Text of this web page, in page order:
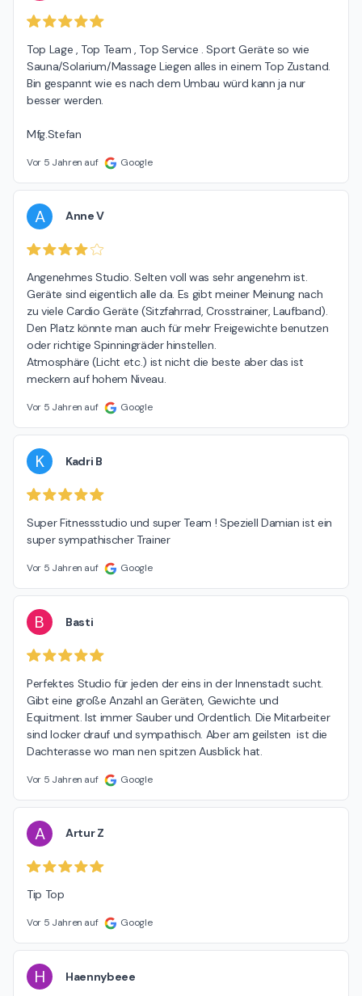
Top Lage , Top Team , Top Service . Sport Geräte so wie
Sauna/Solarium/Massage Liegen alles in einem Top Zustand.
Bin gespannt wie es nach dem Umbau würd kann ja nur
besser werden.
Mfg.Stefan
Vor 5 Jahren auf Google
A Anne V
Angenehmes Studio. Selten voll was sehr angenehm ist.
Geräte sind eigentlich alle da. Es gibt meiner Meinung nach
zu viele Cardio Geräte (Sitzfahrrad, Crosstrainer, Laufband).
Den Platz könnte man auch für mehr Freigewichte benutzen
oder richtige Spinningräder hinstellen.
Atmosphäre (Licht etc.) ist nicht die beste aber das ist
meckern auf hohem Niveau.
Vor 5 Jahren auf Google
K Kadri B
Super Fitnessstudio und super Team ! Speziell Damian ist ein
super sympathischer Trainer
Vor 5 Jahren auf Google
B Basti
Perfektes Studio für jeden der eins in der Innenstadt sucht.
Gibt eine große Anzahl an Geräten, Gewichte und
Equitment. Ist immer Sauber und Ordentlich. Die Mitarbeiter
sind locker drauf und sympathisch. Aber am geilsten  ist die
Dachterasse wo man nen spitzen Ausblick hat.
Vor 5 Jahren auf Google
A Artur Z
Tip Top
Vor 5 Jahren auf Google
H Haennybeee